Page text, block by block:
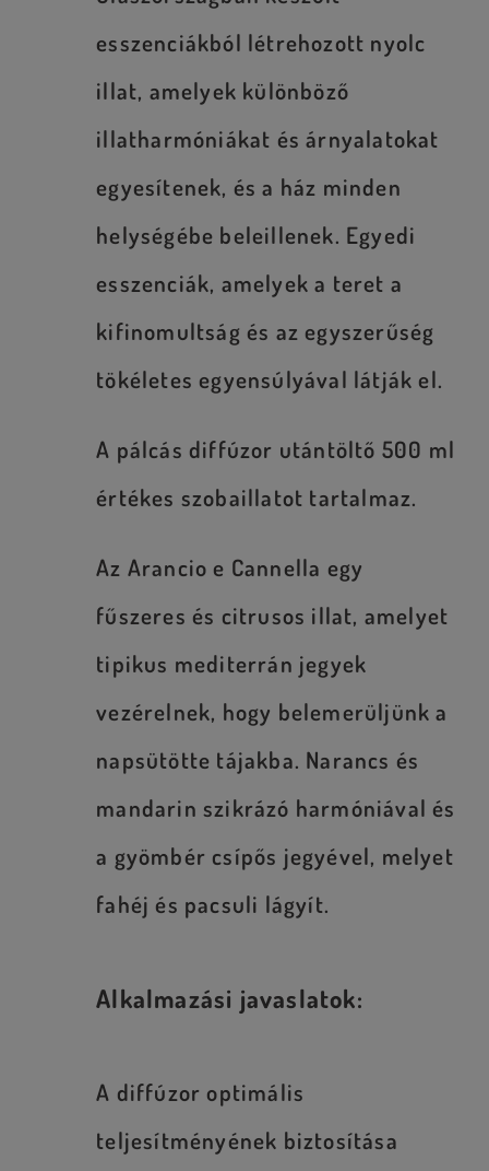
esszenciákból létrehozott nyolc
illat, amelyek különböző
illatharmóniákat és árnyalatokat
egyesítenek, és a ház minden
helységébe beleillenek. Egyedi
esszenciák, amelyek a teret a
kifinomultság és az egyszerűség
tökéletes egyensúlyával látják el.
A pálcás diffúzor utántöltő 500 ml
értékes szobaillatot tartalmaz.
Az Arancio e Cannella egy
fűszeres és citrusos illat, amelyet
tipikus mediterrán jegyek
vezérelnek, hogy belemerüljünk a
napsütötte tájakba. Narancs és
mandarin szikrázó harmóniával és
a gyömbér csípős jegyével, melyet
fahéj és pacsuli lágyít.
Alkalmazási javaslatok:
A diffúzor optimális
teljesítményének biztosítása